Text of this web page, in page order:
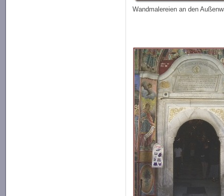
Wandmalereien an den